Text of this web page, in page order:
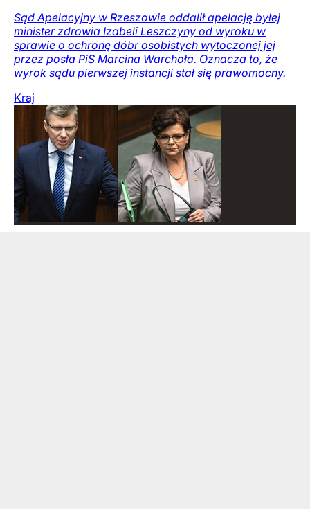
Sąd Apelacyjny w Rzeszowie oddalił apelację byłej
minister zdrowia Izabeli Leszczyny od wyroku w
sprawie o ochronę dóbr osobistych wytoczonej jej
przez posła PiS Marcina Warchoła. Oznacza to, że
wyrok sądu pierwszej instancji stał się prawomocny.
Kraj